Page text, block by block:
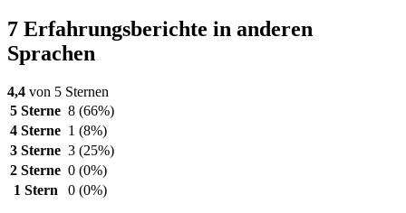
7 Erfahrungsberichte in anderen
Sprachen
4,4 von 5 Sternen
5 Sterne 8 (66%)
4 Sterne 1 (8%)
3 Sterne 3 (25%)
2 Sterne 0 (0%)
1 Stern
0 (0%)